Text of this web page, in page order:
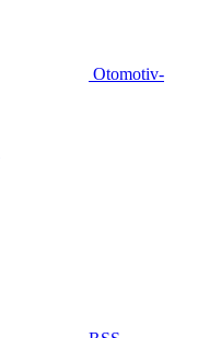
Otomotiv-